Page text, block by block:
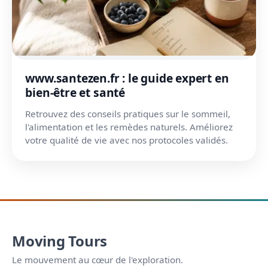
www.santezen.fr : le guide expert en
bien-être et santé
Retrouvez des conseils pratiques sur le sommeil,
l'alimentation et les remèdes naturels. Améliorez
votre qualité de vie avec nos protocoles validés.
Moving Tours
Le mouvement au cœur de l'exploration.